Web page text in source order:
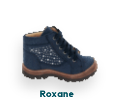
Roxane